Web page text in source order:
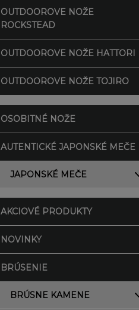
OUTDOOROVE NOŽE
ROCKSTEAD
OUTDOOROVE NOŽE HATTORI
OUTDOOROVE NOŽE TOJIRO
OSOBITNÉ NOŽE
AUTENTICKÉ JAPONSKÉ MEČE
JAPONSKÉ MEČE
AKCIOVÉ PRODUKTY
NOVINKY
BRÚSENIE
BRÚSNE KAMENE